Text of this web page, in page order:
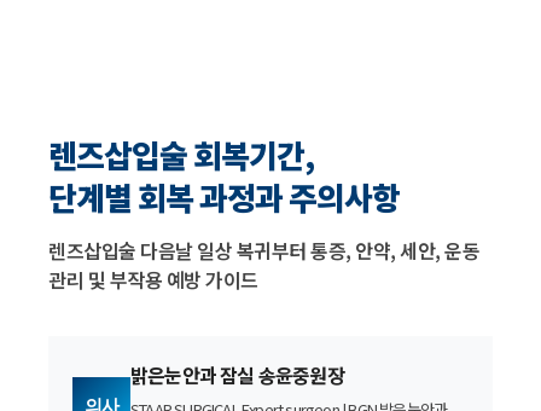
렌즈삽입술 회복기간,
단계별 회복 과정과 주의사항
렌즈삽입술 다음날 일상 복귀부터 통증, 안약, 세안, 운동
관리 및 부작용 예방 가이드
의사
밝은눈안과 잠실 송윤중원장